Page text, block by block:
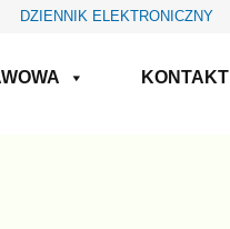
DZIENNIK ELEKTRONICZNY
KONTAKT